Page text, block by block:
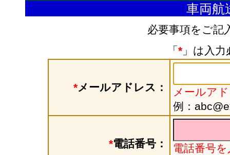
車両航
必要事項をご記
「 *」は入力
*メールアドレス：
メールア
例：
*電話番号：
電話番号